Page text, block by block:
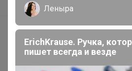
В наличии
Подарочные сертификаты
Реклама на сайте
Леныра
ErichKrause. Ручка,
пишет всегда и везде